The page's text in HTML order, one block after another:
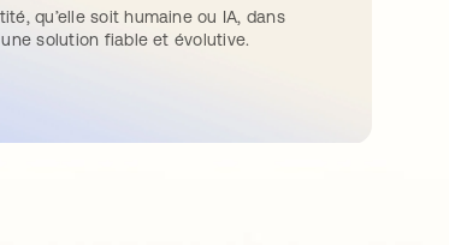
qu’elle soit humaine ou IA, dans
solution fiable et évolutive.
un nouvel onglet